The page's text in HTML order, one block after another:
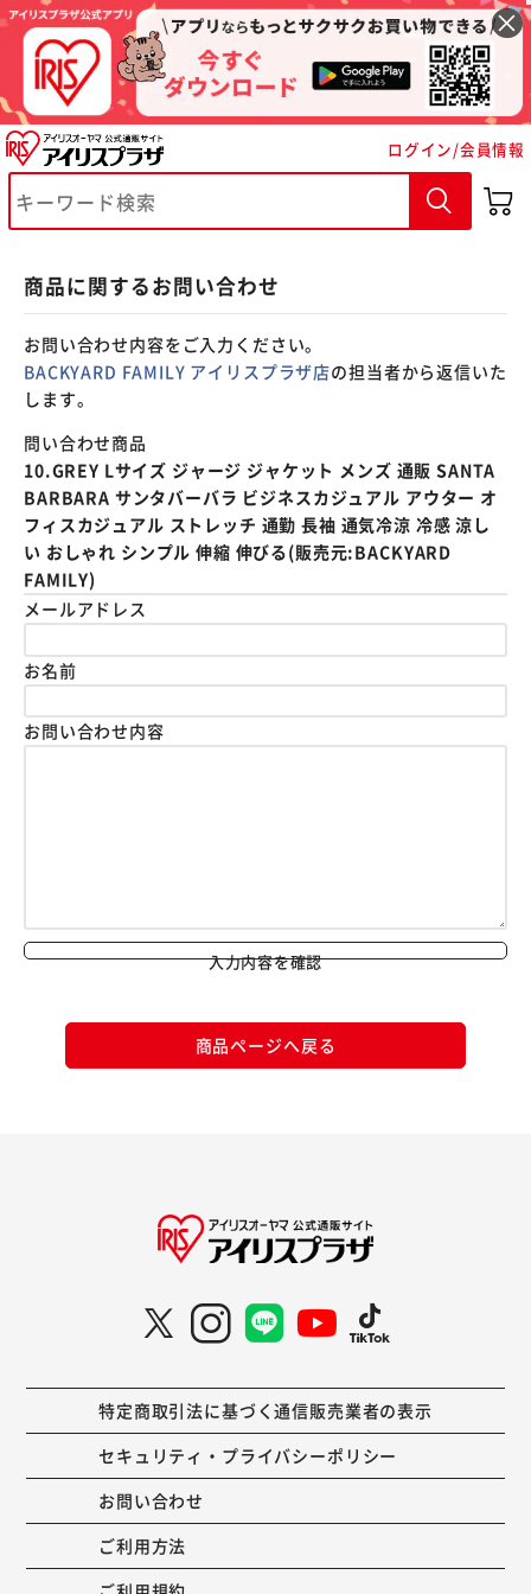
ログイン/会員情報
商品に関するお問い合わせ
お問い合わせ内容をご入力ください。
BACKYARD FAMILY アイリスプラザ店の担当者から返信いた
します。
問い合わせ商品
10.GREY Lサイズ ジャージ ジャケット メンズ 通販 SANTA
BARBARA サンタバーバラ ビジネスカジュアル アウター オ
フィスカジュアル ストレッチ 通勤 長袖 通気冷涼 冷感 涼し
い おしゃれ シンプル 伸縮 伸びる(販売元:BACKYARD
FAMILY)
メールアドレス
お名前
お問い合わせ内容
入力内容を確認
商品ページへ戻る
特定商取引法に基づく通信販売業者の表示
セキュリティ・プライバシーポリシー
お問い合わせ
ご利用方法
※ご確認ください
カートに入れる